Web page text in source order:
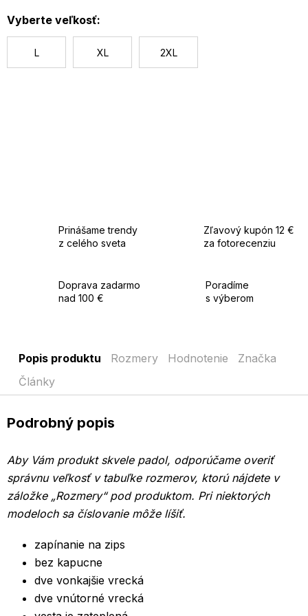
Vyberte veľkosť:
L XL 2XL
Prinášame trendy
z celého sveta
Zľavový kupón 12 €
za fotorecenziu
Doprava zadarmo
nad 100 €
Poradíme
s výberom
Popis produktu Rozmery Hodnotenie
Značka
Články
Podrobný popis
Aby Vám produkt skvele padol, odporúčame overiť
správnu veľkosť v tabuľke rozmerov, ktorú nájdete v
záložke „Rozmery“ pod produktom. Pri niektorých
modeloch sa číslovanie môže líšiť.
zapínanie na zips
bez kapucne
dve vonkajšie vrecká
dve vnútorné vrecká